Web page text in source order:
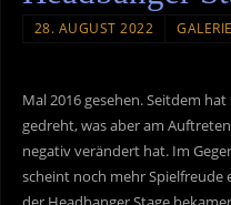
28. AUGUST 2022
Mal 2016 gesehen. Seitdem
gedreht, was aber am
negativ verändert hat. Im
scheint noch mehr Spielfreude